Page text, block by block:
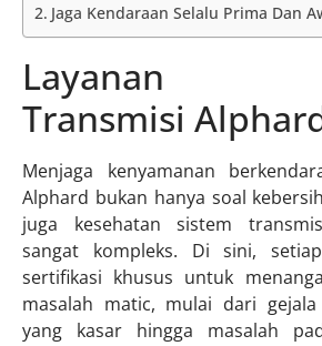
Jaga Kendaraan Selalu Prima Dan
Layanan
Transmisi
Menjaga kenyamanan
Alphard bukan hanya soal
juga kesehatan sistem
sangat kompleks. Di sini,
sertifikasi khusus untuk
masalah matic, mulai dari
yang kasar hingga masalah